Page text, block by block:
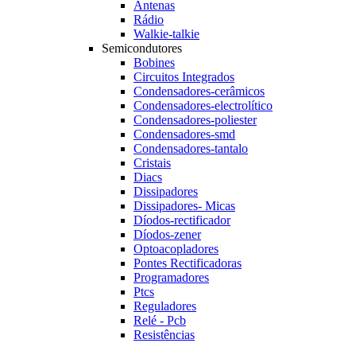
Antenas
Rádio
Walkie-talkie
Semicondutores
Bobines
Circuitos Integrados
Condensadores-cerâmicos
Condensadores-electrolítico
Condensadores-poliester
Condensadores-smd
Condensadores-tantalo
Cristais
Diacs
Dissipadores
Dissipadores- Micas
Díodos-rectificador
Díodos-zener
Optoacopladores
Pontes Rectificadoras
Programadores
Ptcs
Reguladores
Relé - Pcb
Resistências